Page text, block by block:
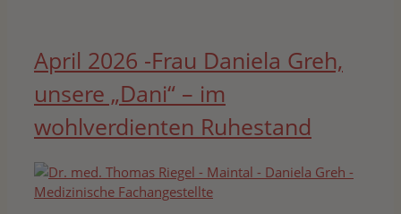
April 2026 -Frau Daniela Greh,
unsere „Dani“ – im
wohlverdienten Ruhestand